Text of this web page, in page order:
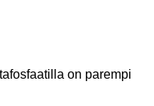
on parempi